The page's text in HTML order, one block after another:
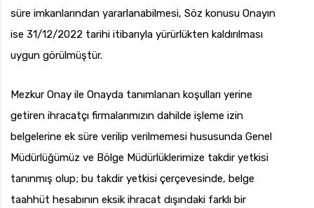
süre imkanlarından yararlanabilmesi, Söz konusu Onayın
ise 31/12/2022 tarihi itibarıyla yürürlükten kaldırılması
uygun görülmüştür.
Mezkur Onay ile Onayda tanımlanan koşulları yerine
getiren ihracatçı firmalarımızın dahilde işleme izin
belgelerine ek süre verilip verilmemesi hususunda Genel
Müdürlüğümüz ve Bölge Müdürlüklerimize takdir yetkisi
tanınmış olup; bu takdir yetkisi çerçevesinde, belge
taahhüt hesabının eksik ihracat dışındaki farklı bir